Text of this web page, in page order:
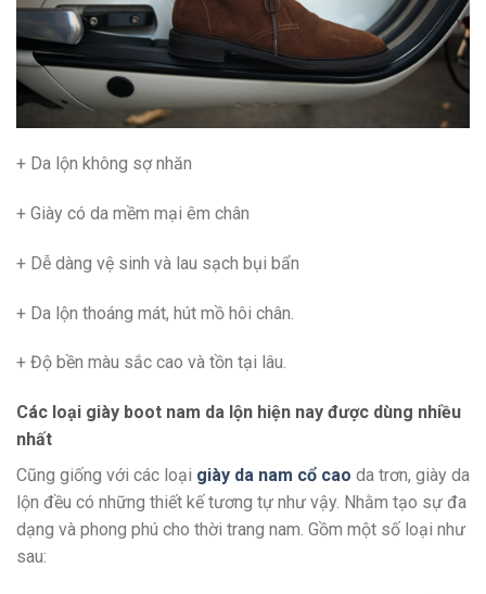
+ Da lộn không sợ nhăn
+ Giày có da mềm mại êm chân
+ Dễ dàng vệ sinh và lau sạch bụi bẩn
+ Da lộn thoáng mát, hút mồ hôi chân.
+ Độ bền màu sắc cao và tồn tại lâu.
Các loại giày boot nam da lộn hiện nay được dùng nhiều
nhất
Cũng giống với các loại giày da nam cổ cao da trơn, giày da
lộn đều có những thiết kế tương tự như vậy. Nhằm tạo sự đa
dạng và phong phú cho thời trang nam. Gồm một số loại như
sau: